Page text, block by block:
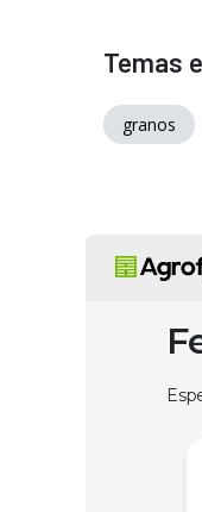
Temas
granos